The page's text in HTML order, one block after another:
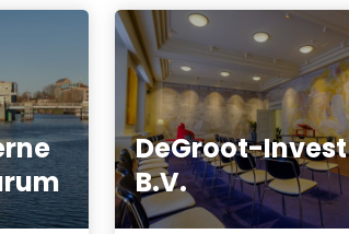
DeGroot-Invest
B.V.